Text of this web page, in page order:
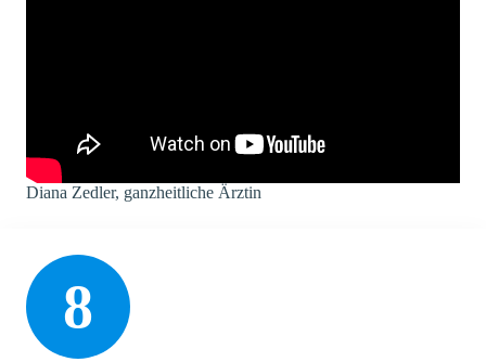
Diana Zedler, ganzheitliche Ärztin
8